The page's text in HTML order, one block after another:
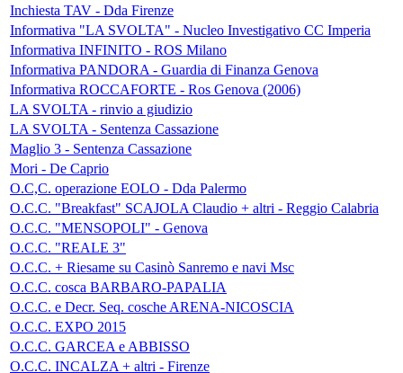
Inchiesta TAV - Dda Firenze
Informativa "LA SVOLTA" - Nucleo Investigativo CC Imperia
Informativa INFINITO - ROS Milano
Informativa PANDORA - Guardia di Finanza Genova
Informativa ROCCAFORTE - Ros Genova (2006)
LA SVOLTA - rinvio a giudizio
LA SVOLTA - Sentenza Cassazione
Maglio 3 - Sentenza Cassazione
Mori - De Caprio
O.C,C. operazione EOLO - Dda Palermo
O.C.C. "Breakfast" SCAJOLA Claudio + altri - Reggio Calabria
O.C.C. "MENSOPOLI" - Genova
O.C.C. "REALE 3"
O.C.C. + Riesame su Casinò Sanremo e navi Msc
O.C.C. cosca BARBARO-PAPALIA
O.C.C. e Decr. Seq. cosche ARENA-NICOSCIA
O.C.C. EXPO 2015
O.C.C. GARCEA e ABBISSO
O.C.C. INCALZA + altri - Firenze